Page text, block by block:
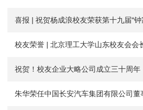
在
生
展委员会主席
喜报 | 祝贺杨成浪校友荣获第十九届“
学奖”
校友荣誉 | 北京理工大学山东校友会会
永被授予“全国群众体育先进个人”荣誉
祝贺！校友企业大略公司成立三十周年
朱华荣任中国长安汽车集团有限公司董